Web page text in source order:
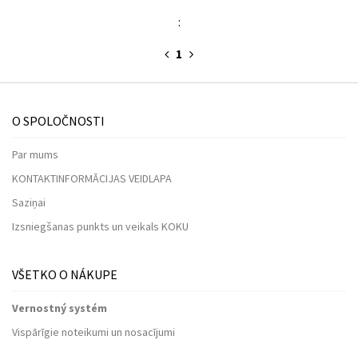
:
1
O SPOLOČNOSTI
Par mums
KONTAKTINFORMĀCIJAS VEIDLAPA
Saziņai
Izsniegšanas punkts un veikals KOKU
VŠETKO O NÁKUPE
Vernostný systém
Vispārīgie noteikumi un nosacījumi